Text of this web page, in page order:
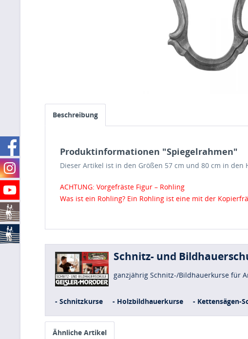
Beschreibung
Produktinformationen "Spiegelrahmen"
Dieser Artikel ist in den Größen 57 cm und 80 cm in
ACHTUNG: Vorgefräste Figur – Rohling
Was ist ein Rohling? Ein Rohling ist eine mit der
Schnitz- und
ganzjährig Schnitz-/Bildhauerkurse für
- Schnitzkurse - Holzbildhauerkurse - Kettensägen-
Ähnliche Artikel